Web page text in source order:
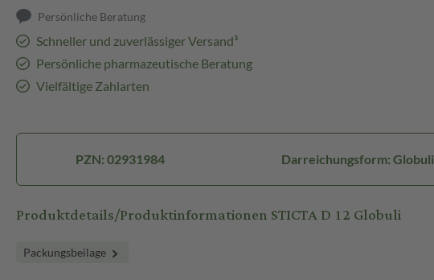
Persönliche Beratung
Schneller und zuverlässiger Versand³
Persönliche pharmazeutische Beratung
Vielfältige Zahlarten
PZN: 02931984 Darreichungsform: Globuli
Produktdetails/Produktinformationen STICTA D 12 Globuli
Packungsbeilage